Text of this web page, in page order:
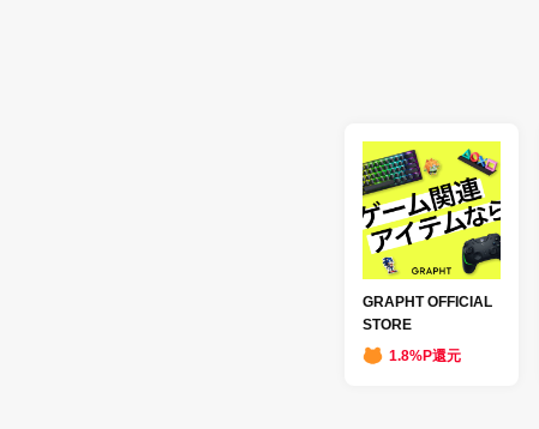
GRAPHT OFFICIAL
STORE
1.8%P還元